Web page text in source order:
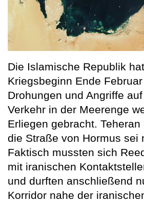
Die Islamische Republik
Kriegsbeginn Ende
Drohungen und Angriffe
Verkehr in der Meerenge
Erliegen gebracht.
die Straße von Hormus sei
Faktisch mussten sich
mit iranischen
und durften anschließend
Korridor nahe der